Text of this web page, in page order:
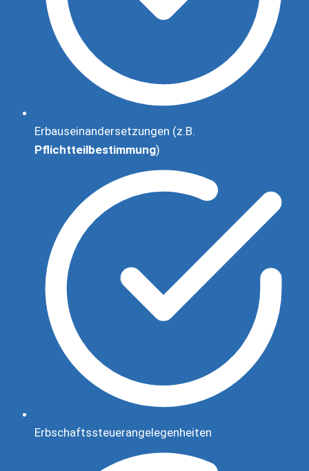
Erbauseinandersetzungen (z.B.
Pflichtteilbestimmung)
Erbschaftssteuerangelegenheiten